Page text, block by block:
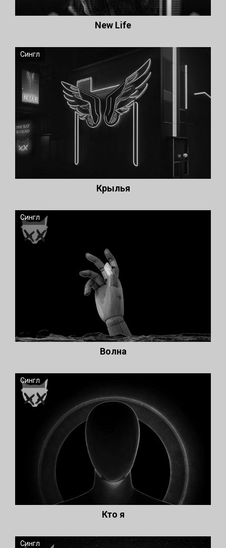
New Life
Сингл
Крылья
Сингл
Волна
Сингл
Кто я
Сингл